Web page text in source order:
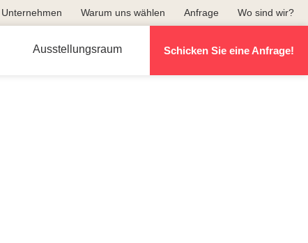
Unternehmen Warum uns wählen Anfrage Wo sind wir?
Ausstellungsraum Schicken Sie eine Anfrage!